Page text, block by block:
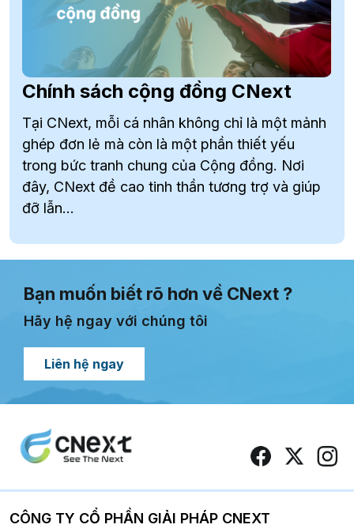
Chính sách cộng đồng CNext
Tại CNext, mỗi cá nhân không chỉ là một mảnh
ghép đơn lẻ mà còn là một phần thiết yếu
trong bức tranh chung của Cộng đồng. Nơi
đây, CNext đề cao tinh thần tương trợ và giúp
đỡ lẫn...
Bạn muốn biết rõ hơn về CNext ?
Hãy hệ ngay với chúng tôi
Liên hệ ngay
CÔNG TY CỔ PHẦN GIẢI PHÁP CNEXT